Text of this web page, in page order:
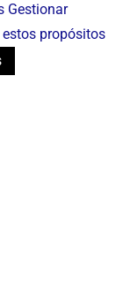
Gestionar
estos propósitos